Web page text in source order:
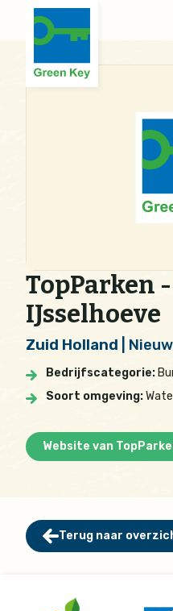
TopParken
IJsselhoeve
Zuid Holland |
Bedrijfscategorie:
Soort omgeving:
Website van
Terug naar